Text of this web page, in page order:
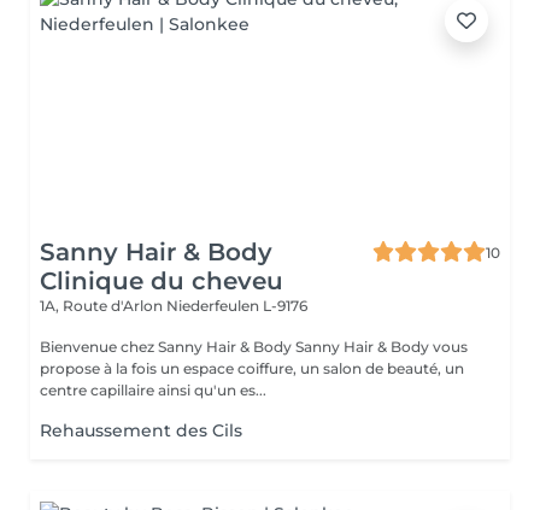
Sanny Hair & Body
Clinique du cheveu
10
1A, Route d'Arlon Niederfeulen L-9176
Bienvenue chez Sanny Hair & Body Sanny Hair & Body vous
propose à la fois un espace coiffure, un salon de beauté, un
centre capillaire ainsi qu'un es...
Rehaussement des Cils